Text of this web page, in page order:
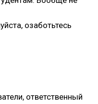
озаботьтесь
ответственный